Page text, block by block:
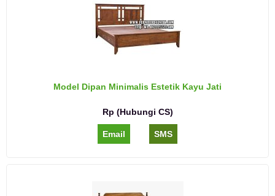
Model Dipan Minimalis Estetik Kayu Jati
Rp (Hubungi CS)
Email SMS